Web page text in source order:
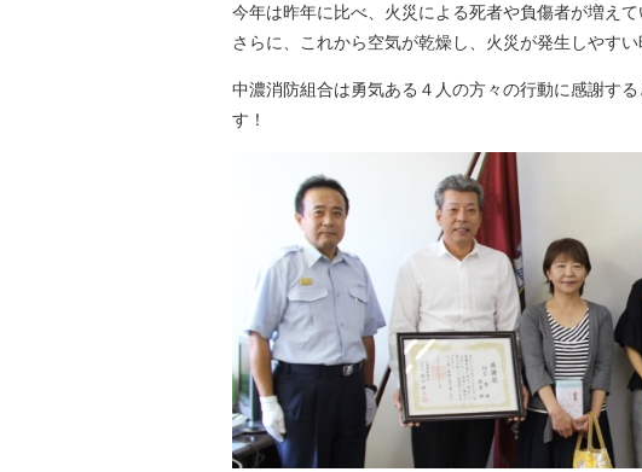
今年は昨年に比べ、火災による死者や負傷者が増えて
さらに、これから空気が乾燥し、火災が発生しやすい
中濃消防組合は勇気ある４人の方々の行動に感謝す
す！